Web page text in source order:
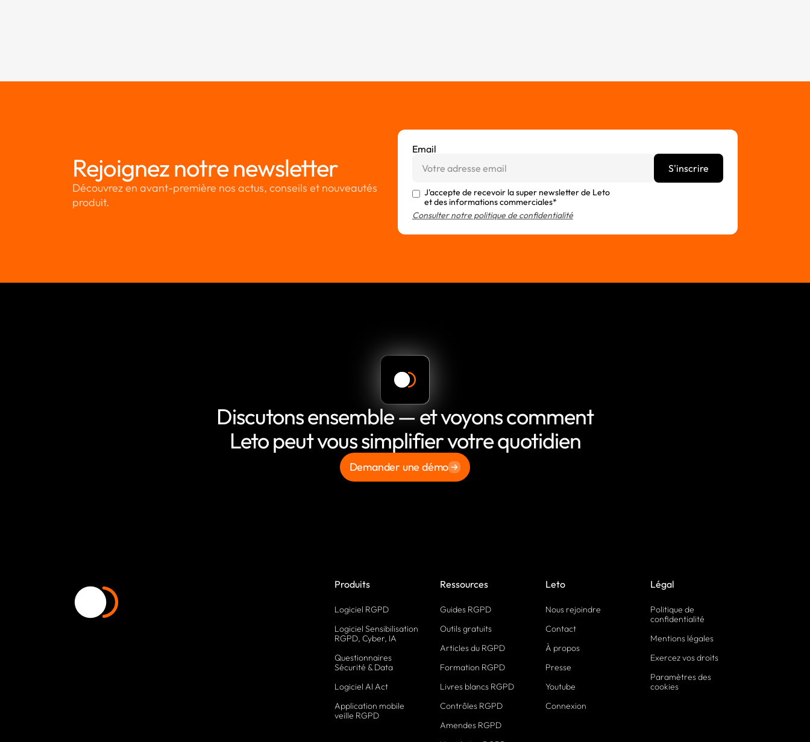
Rejoignez notre newsletter
Découvrez en avant-première nos actus, conseils et nouveautés
produit.
Email
J'accepte de recevoir la super newsletter de Leto
et des informations commerciales*
Consulter notre politique de confidentialité
Discutons ensemble — et voyons comment
Leto peut vous simplifier votre quotidien
Demander une démo
Produits
Logiciel RGPD
Logiciel Sensibilisation
RGPD, Cyber, IA
Questionnaires
Sécurité & Data
Logiciel AI Act
Application mobile
veille RGPD
Ressources
Guides RGPD
Outils gratuits
Articles du RGPD
Formation RGPD
Livres blancs RGPD
Contrôles RGPD
Amendes RGPD
Leto
Nous rejoindre
Contact
À propos
Presse
Youtube
Connexion
Légal
Politique de
confidentialité
Mentions légales
Exercez vos droits
Paramètres des
cookies